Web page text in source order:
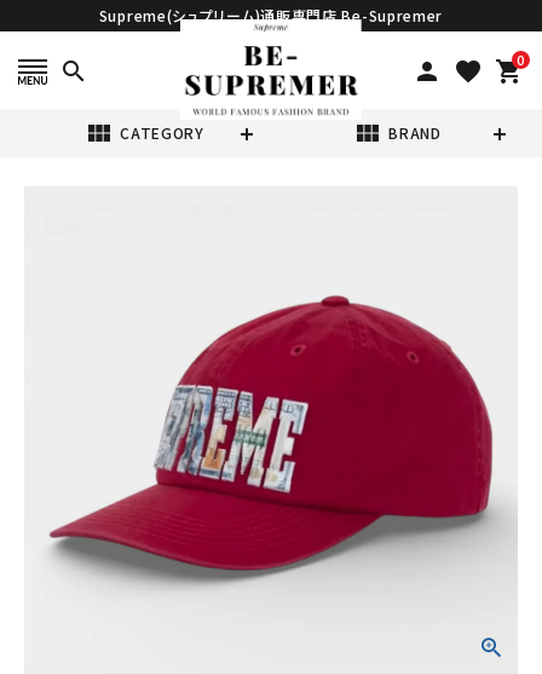
Supreme(シュプリーム)通販専門店 Be-Supremer
search person favorite 0
shopping_cart
view_module CATEGORY view_module BRAND
Embroidered
Money Logo 6-
Panel Cap エン
ブロイダード マネ
ーロゴ 6パネルキ
(税込)
NEW ITEMS